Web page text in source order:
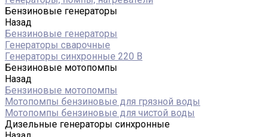
Бензиновые генераторы
Назад
Бензиновые генераторы
Генераторы сварочные
Генераторы синхронные 220 В
Бензиновые мотопомпы
Назад
Бензиновые мотопомпы
Мотопомпы бензиновые для грязной воды
Мотопомпы бензиновые для чистой воды
Дизельные генераторы синхронные